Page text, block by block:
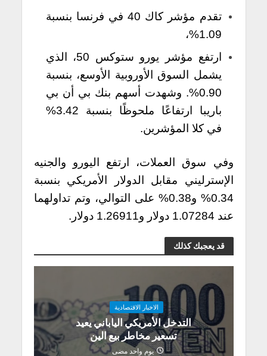
تقدم مؤشر كاك 40 في فرنسا بنسبة
1.09%،
ارتفع مؤشر يورو ستوكس 50، الذي
يشمل السوق الأوروبية الأوسع، بنسبة
0.90%. وشهدت أسهم بنك بي أن بي
باريبا ارتفاعًا ملحوظًا بنسبة 3.42%
في كلا المؤشرين.
وفي سوق العملات، ارتفع اليورو والجنيه
الإسترليني مقابل الدولار الأمريكي بنسبة
0.34% و0.38% على التوالي، وتم تداولهما
عند 1.07284 دولار و1.26911 دولار.
قد يعجبك كذلك
الاخبار الاقتصادية
التدخل الأمريكي الياباني يعيد
تسعير مخاطر بيع الين
يوم واحد مضى